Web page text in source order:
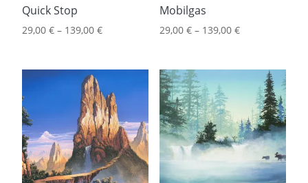
Quick Stop
29,00 € – 139,00 €
Mobilgas
29,00 €– 139,00 €